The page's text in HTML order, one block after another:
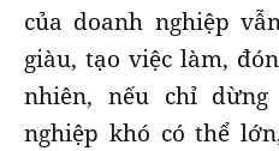
của doanh nghiệp
giàu, tạo việc làm,
nhiên, nếu chỉ
nghiệp khó có thể